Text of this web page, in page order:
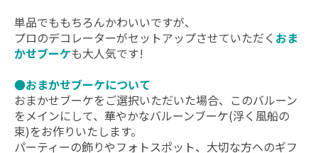
単品でももちろんかわいいですが、
プロのデコレーターがセットアップさせていただく おま
かせブーケも大人気です!
●おまかせブーケについて
おまかせブーケをご選択いただいた場合、このバルーン
をメインにして、華やかなバルーンブーケ(浮く風船の
束)をお作りいたします。
パーティーの飾りやフォトスポット、大切な方ヘのギフ